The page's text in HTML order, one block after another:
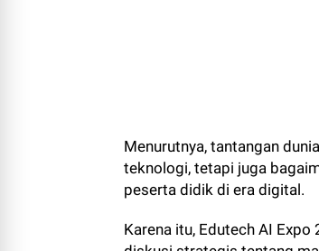
Menurutnya, tantangan
teknologi, tetapi juga
peserta didik di era digital.
Karena itu, Edutech AI